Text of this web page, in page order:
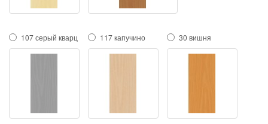
107 серый кварц 117 капучино 30 вишня